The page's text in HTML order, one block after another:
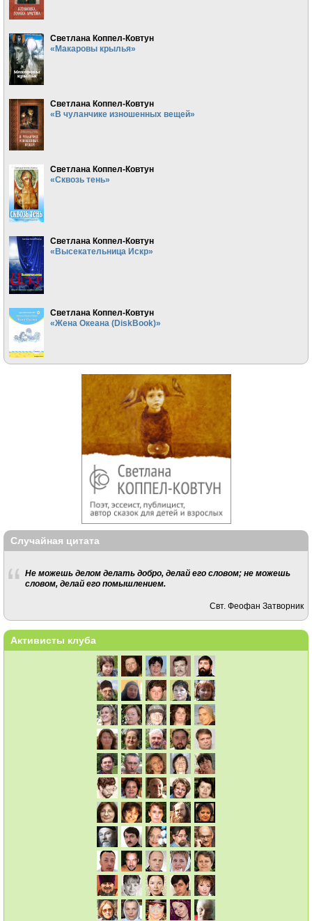
Светлана Коппел-Ковтун
«Макаровы крылья»
Светлана Коппел-Ковтун
«В чуланчике изношенных вещей»
Светлана Коппел-Ковтун
«Сквозь тень»
Светлана Коппел-Ковтун
«Высекательница Искр»
Светлана Коппел-Ковтун
«Жена Океана (DiskBook)»
Случайная цитата
Не можешь делом делать добро, делай его словом; не можешь
словом, делай его помышлением.
Свт. Феофан Затворник
Активисты клуба